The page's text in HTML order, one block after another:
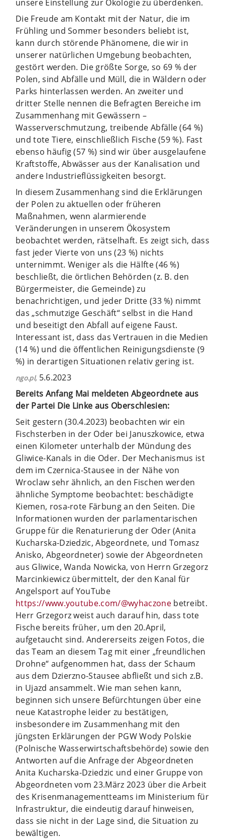
unsere Einstellung zur Ökologie zu überdenken.
Die Freude am Kontakt mit der Natur, die im
Frühling und Sommer besonders beliebt ist,
kann durch störende Phänomene, die wir in
unserer natürlichen Umgebung beobachten,
gestört werden. Die größte Sorge, so 69 % der
Polen, sind Abfälle und Müll, die in Wäldern oder
Parks hinterlassen werden. An zweiter und
dritter Stelle nennen die Befragten Bereiche im
Zusammenhang mit Gewässern –
Wasserverschmutzung, treibende Abfälle (64 %)
und tote Tiere, einschließlich Fische (59 %). Fast
ebenso häufig (57 %) sind wir über ausgelaufene
Kraftstoffe, Abwässer aus der Kanalisation und
andere Industrieflüssigkeiten besorgt.
In diesem Zusammenhang sind die Erklärungen
der Polen zu aktuellen oder früheren
Maßnahmen, wenn alarmierende
Veränderungen in unserem Ökosystem
beobachtet werden, rätselhaft. Es zeigt sich, dass
fast jeder Vierte von uns (23 %) nichts
unternimmt. Weniger als die Hälfte (46 %)
beschließt, die örtlichen Behörden (z. B. den
Bürgermeister, die Gemeinde) zu
benachrichtigen, und jeder Dritte (33 %) nimmt
das „schmutzige Geschäft“ selbst in die Hand
und beseitigt den Abfall auf eigene Faust.
Interessant ist, dass das Vertrauen in die Medien
(14 %) und die öffentlichen Reinigungsdienste (9
%) in derartigen Situationen relativ gering ist.
ngo.pl, 5.6.2023
Bereits Anfang Mai meldeten Abgeordnete aus
der Partei Die Linke aus Oberschlesien:
Seit gestern (30.4.2023) beobachten wir ein
Fischsterben in der Oder bei Januszkowice, etwa
einen Kilometer unterhalb der Mündung des
Gliwice-Kanals in die Oder. Der Mechanismus ist
dem im Czernica-Stausee in der Nähe von
Wroclaw sehr ähnlich, an den Fischen werden
ähnliche Symptome beobachtet: beschädigte
Kiemen, rosa-rote Färbung an den Seiten. Die
Informationen wurden der parlamentarischen
Gruppe für die Renaturierung der Oder (Anita
Kucharska-Dziedzic, Abgeordnete, und Tomasz
Anisko, Abgeordneter) sowie der Abgeordneten
aus Gliwice, Wanda Nowicka, von Herrn Grzegorz
Marcinkiewicz übermittelt, der den Kanal für
Angelsport auf YouTube
https://www.youtube.com/@wyhaczonebetreibt.
Herr Grzegorz weist auch darauf hin, dass tote
Fische bereits früher, um den 20.April,
aufgetaucht sind. Andererseits zeigen Fotos, die
das Team an diesem Tag mit einer „freundlichen
Drohne“ aufgenommen hat, dass der Schaum
aus dem Dzierzno-Stausee abfließt und sich z.B.
in Ujazd ansammelt. Wie man sehen kann,
beginnen sich unsere Befürchtungen über eine
neue Katastrophe leider zu bestätigen,
insbesondere im Zusammenhang mit den
jüngsten Erklärungen der PGW Wody Polskie
(Polnische Wasserwirtschaftsbehörde) sowie den
Antworten auf die Anfrage der Abgeordneten
Anita Kucharska-Dziedzic und einer Gruppe von
Abgeordneten vom 23.März 2023 über die Arbeit
des Krisenmanagementteams im Ministerium für
Infrastruktur, die eindeutig darauf hinweisen,
dass sie nicht in der Lage sind, die Situation zu
bewältigen.